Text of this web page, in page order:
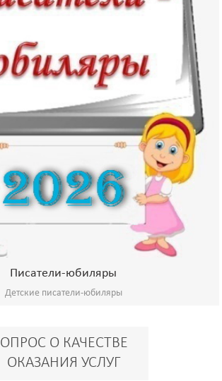
Писатели-юбиляры
Детские писатели-юбиляры
ОПРОС О КАЧЕСТВЕ
ОКАЗАНИЯ УСЛУГ